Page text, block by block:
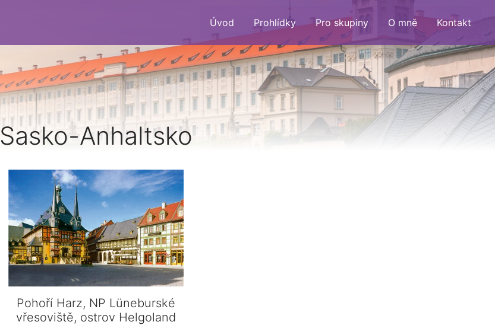
Úvod Prohlídky Pro skupiny O mně Kontakt
Sasko-Anhaltsko
Pohoří Harz, NP Lüneburské
vřesoviště, ostrov Helgoland